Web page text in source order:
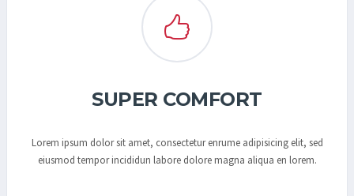
SUPER COMFORT
Lorem ipsum dolor sit amet, consectetur enrume adipisicing elit, sed
eiusmod tempor incididun labore dolore magna aliqua en lorem.